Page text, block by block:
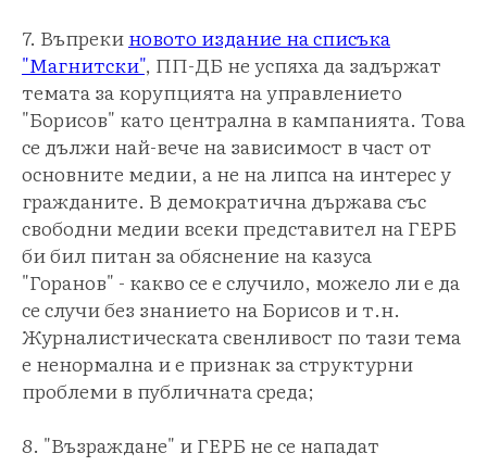
7. Въпрекиновото издание на списъка
"Магнитски", ПП-ДБ не успяха да задържат
темата за корупцията на управлението
"Борисов" като централна в кампанията. Това
се дължи най-вече на зависимост в част от
основните медии, а не на липса на интерес у
гражданите. В демократична държава със
свободни медии всеки представител на ГЕРБ
би бил питан за обяснение на казуса
"Горанов" - какво се е случило, можело ли е да
се случи без знанието на Борисов и т.н.
Журналистическата свенливост по тази тема
е ненормална и е признак за структурни
проблеми в публичната среда;
8. "Възраждане" и ГЕРБ не се нападат